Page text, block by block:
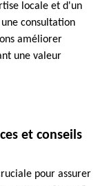
locale et d'un
consultation
améliorer
une valeur
et conseils
pour assurer